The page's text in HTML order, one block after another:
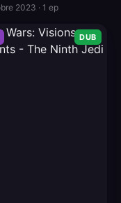
2023 · 1 ep
DUB